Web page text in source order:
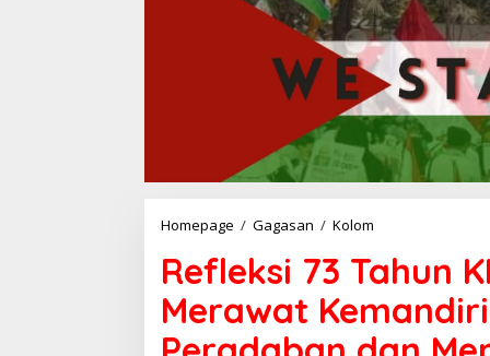
Homepage / Gagasan / Kolom
f
l
e
k
s
Refleksi 73 Tahun
Merawat